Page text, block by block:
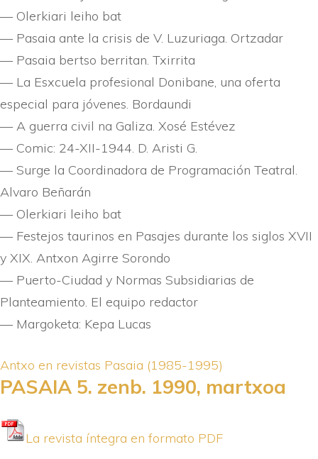
— Olerkiari leiho bat
— Pasaia ante la crisis de V. Luzuriaga. Ortzadar
— Pasaia bertso berritan. Txirrita
— La Esxcuela profesional Donibane, una oferta
especial para jóvenes. Bordaundi
— A guerra civil na Galiza. Xosé Estévez
— Comic: 24-XII-1944. D. Aristi G.
— Surge la Coordinadora de Programación Teatral.
Alvaro Beñarán
— Olerkiari leiho bat
— Festejos taurinos en Pasajes durante los siglos XVII
y XIX. Antxon Agirre Sorondo
— Puerto-Ciudad y Normas Subsidiarias de
Planteamiento. El equipo redactor
— Margoketa: Kepa Lucas
Antxo en revistas Pasaia (1985-1995)
PASAIA 5. zenb. 1990, martxoa
La revista í­ntegra en formato PDF